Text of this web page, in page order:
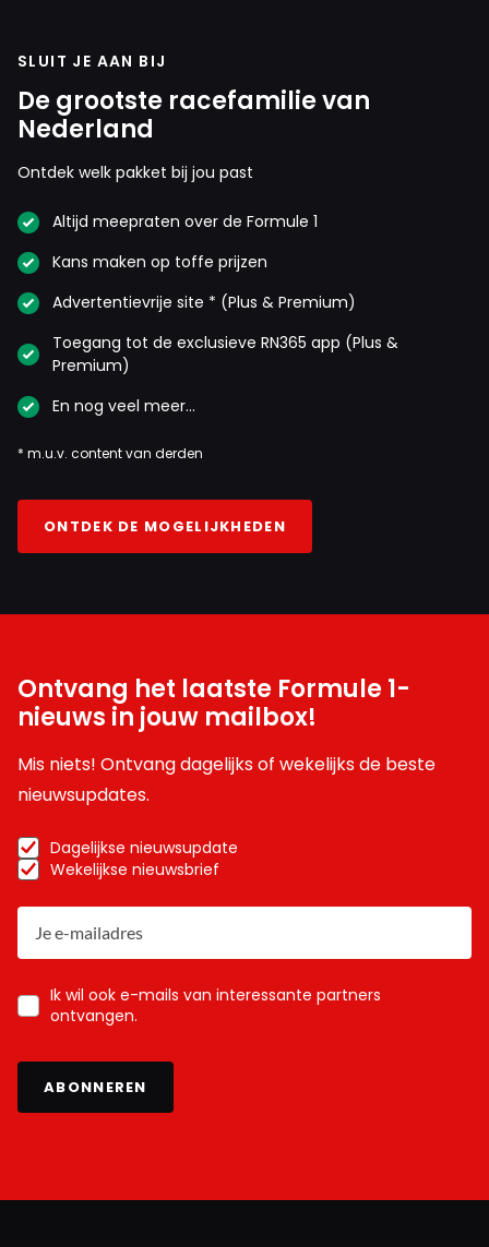
SLUIT JE AAN BIJ
De grootste racefamilie van
Nederland
Ontdek welk pakket bij jou past
Altijd meepraten over de Formule 1
Kans maken op toffe prijzen
Advertentievrije site * (Plus & Premium)
Toegang tot de exclusieve RN365 app (Plus &
Premium)
En nog veel meer…
* m.u.v. content van derden
ONTDEK DE MOGELIJKHEDEN
Ontvang het laatste Formule 1-
nieuws in jouw mailbox!
Mis niets! Ontvang dagelijks of wekelijks de beste
nieuwsupdates.
Dagelijkse nieuwsupdate
Wekelijkse nieuwsbrief
Ik wil ook e-mails van interessante partners
ontvangen.
ABONNEREN